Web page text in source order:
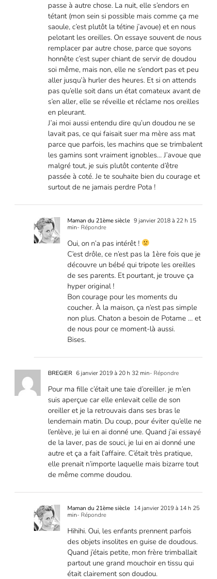
passe à autre chose. La nuit, elle s’endors en
tétant (mon sein si possible mais comme ça me
saoule, c’est plutôt la tétine j’avoue) et en nous
pelotant les oreilles. On essaye souvent de nous
remplacer par autre chose, parce que soyons
honnête c’est super chiant de servir de doudou
soi même, mais non, elle ne s’endort pas et peu
aller jusqu’à hurler des heures. Et si on attends
pas qu’elle soit dans un état comateux avant de
s’en aller, elle se réveille et réclame nos oreilles
en pleurant.
J’ai moi aussi entendu dire qu’un doudou ne se
lavait pas, ce qui faisait suer ma mère ass mat
parce que parfois, les machins que se trimbalent
les gamins sont vraiment ignobles… J’avoue que
malgré tout, je suis plutôt contente d’être
passée à coté. Je te souhaite bien du courage et
surtout de ne jamais perdre Pota !
Maman du 21ème siècle 9 janvier 2018 à 22 h 15
min- Répondre
Oui, on n’a pas intérêt !
C’est drôle, ce n’est pas la 1ère fois que je
découvre un bébé qui tripote les oreilles
de ses parents. Et pourtant, je trouve ça
hyper original !
Bon courage pour les moments du
coucher. À la maison, ça n’est pas simple
non plus. Chaton a besoin de Potame … et
de nous pour ce moment-là aussi.
Bises.
BREGIER 6 janvier 2019 à 20 h 32 min- Répondre
Pour ma fille c’était une taie d’oreiller. je m’en
suis aperçue car elle enlevait celle de son
oreiller et je la retrouvais dans ses bras le
lendemain matin. Du coup, pour éviter qu’elle ne
l’enlève, je lui en ai donné une. Quand j’ai essayé
de la laver, pas de souci, je lui en ai donné une
autre et ça a fait l’affaire. C’était très pratique,
elle prenait n’importe laquelle mais bizarre tout
de même comme doudou.
Maman du 21ème siècle 14 janvier 2019 à 14 h 25
min- Répondre
Hihihi. Oui, les enfants prennent parfois
des objets insolites en guise de doudous.
Quand j’étais petite, mon frère trimballait
partout une grand mouchoir en tissu qui
était clairement son doudou.